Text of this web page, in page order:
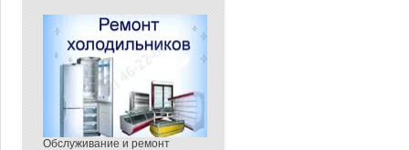
Обслуживание и ремонт